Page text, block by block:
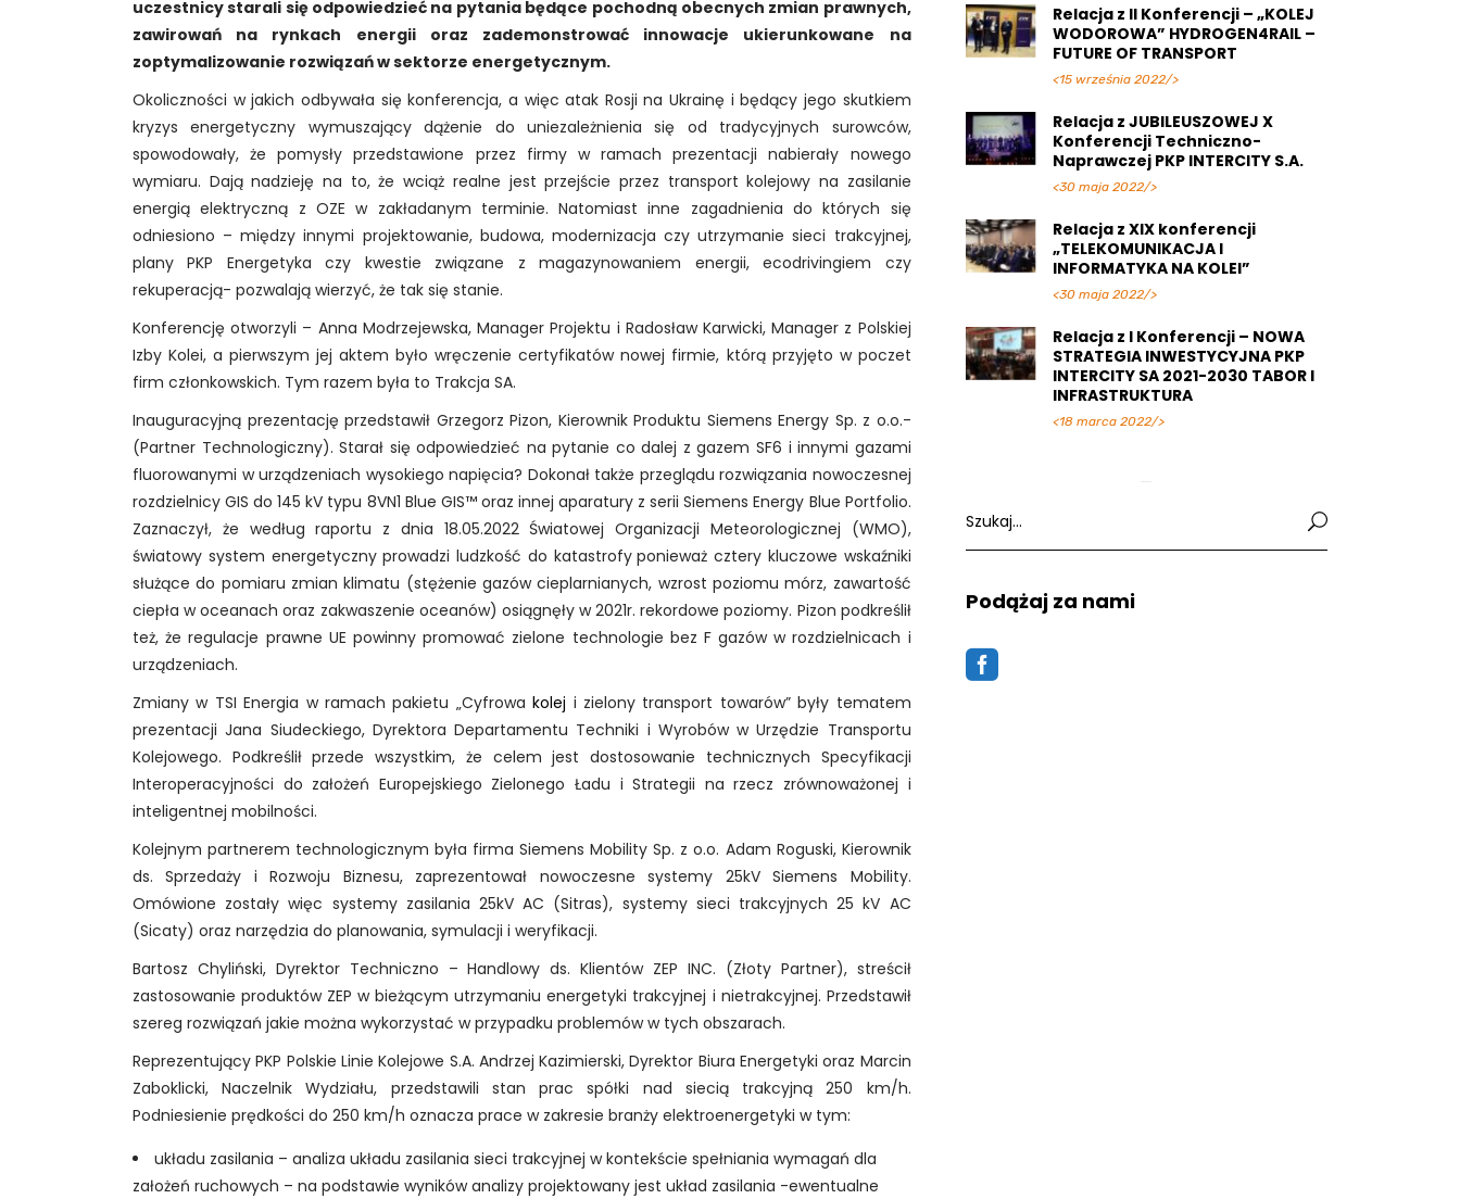
NOWOCZESNE TECHNOLOGIE
XV konferencja ENERGETYKA NA
KOLEI
VIII konferencja
BEZPIECZEŃSTWO NA KOLEI
Kalendarz wydarzeń Izby
Aktualności
uczestnicy starali się odpowiedzieć na pytania będące pochodną obecnych zmian prawnych,
zawirowań na rynkach energii oraz zademonstrować innowacje ukierunkowane na
zoptymalizowanie rozwiązań w sektorze energetycznym.
Okoliczności w jakich odbywała się konferencja, a więc atak Rosji na Ukrainę i będący jego skutkiem
kryzys energetyczny wymuszający dążenie do uniezależnienia się od tradycyjnych surowców,
spowodowały, że pomysły przedstawione przez firmy w ramach prezentacji nabierały nowego
wymiaru. Dają nadzieję na to, że wciąż realne jest przejście przez transport kolejowy na zasilanie
energią elektryczną z OZE w zakładanym terminie. Natomiast inne zagadnienia do których się
odniesiono – między innymi projektowanie, budowa, modernizacja czy utrzymanie sieci trakcyjnej,
plany PKP Energetyka czy kwestie związane z magazynowaniem energii, ecodrivingiem czy
rekuperacją- pozwalają wierzyć, że tak się stanie.
Konferencję otworzyli – Anna Modrzejewska, Manager Projektu i Radosław Karwicki, Manager z Polskiej
Izby Kolei, a pierwszym jej aktem było wręczenie certyfikatów nowej firmie, którą przyjęto w poczet
firm członkowskich. Tym razem była to Trakcja SA.
Inauguracyjną prezentację przedstawił Grzegorz Pizon, Kierownik Produktu Siemens Energy Sp. z o.o.-
(Partner Technologiczny). Starał się odpowiedzieć na pytanie co dalej z gazem SF6 i innymi gazami
fluorowanymi w urządzeniach wysokiego napięcia? Dokonał także przeglądu rozwiązania nowoczesnej
rozdzielnicy GIS do 145 kV typu 8VN1 Blue GIS™ oraz innej aparatury z serii Siemens Energy Blue Portfolio.
Zaznaczył, że według raportu z dnia 18.05.2022 Światowej Organizacji Meteorologicznej (WMO),
światowy system energetyczny prowadzi ludzkość do katastrofy ponieważ cztery kluczowe wskaźniki
służące do pomiaru zmian klimatu (stężenie gazów cieplarnianych, wzrost poziomu mórz, zawartość
ciepła w oceanach oraz zakwaszenie oceanów) osiągnęły w 2021r. rekordowe poziomy. Pizon podkreślił
też, że regulacje prawne UE powinny promować zielone technologie bez F gazów w rozdzielnicach i
urządzeniach.
Zmiany w TSI Energia w ramach pakietu „Cyfrowakolej i zielony transport towarów” były tematem
prezentacji Jana Siudeckiego, Dyrektora Departamentu Techniki i Wyrobów w Urzędzie Transportu
Kolejowego. Podkreślił przede wszystkim, że celem jest dostosowanie technicznych Specyfikacji
Interoperacyjności do założeń Europejskiego Zielonego Ładu i Strategii na rzecz zrównoważonej i
inteligentnej mobilności.
Kolejnym partnerem technologicznym była firma Siemens Mobility Sp. z o.o. Adam Roguski, Kierownik
ds. Sprzedaży i Rozwoju Biznesu, zaprezentował nowoczesne systemy 25kV Siemens Mobility.
Omówione zostały więc systemy zasilania 25kV AC (Sitras), systemy sieci trakcyjnych 25 kV AC
(Sicaty) oraz narzędzia do planowania, symulacji i weryfikacji.
Bartosz Chyliński, Dyrektor Techniczno – Handlowy ds. Klientów ZEP INC. (Złoty Partner), streścił
zastosowanie produktów ZEP w bieżącym utrzymaniu energetyki trakcyjnej i nietrakcyjnej. Przedstawił
szereg rozwiązań jakie można wykorzystać w przypadku problemów w tych obszarach.
Reprezentujący PKP Polskie Linie Kolejowe S.A. Andrzej Kazimierski, Dyrektor Biura Energetyki oraz Marcin
Zaboklicki, Naczelnik Wydziału, przedstawili stan prac spółki nad siecią trakcyjną 250 km/h.
Podniesienie prędkości do 250 km/h oznacza prace w zakresie branży elektroenergetyki w tym:
układu zasilania – analiza układu zasilania sieci trakcyjnej w kontekście spełniania wymagań dla
założeń ruchowych – na podstawie wyników analizy projektowany jest układ zasilania -ewentualne
Relacja z II Konferencji – „KOLEJ
WODOROWA” HYDROGEN4RAIL –
FUTURE OF TRANSPORT
<15 września 2022/>
Relacja z JUBILEUSZOWEJ X
Konferencji Techniczno-
Naprawczej PKP INTERCITY S.A.
<30 maja 2022/>
Relacja z XIX konferencji
„TELEKOMUNIKACJA I
INFORMATYKA NA KOLEI”
<30 maja 2022/>
Relacja z I Konferencji – NOWA
STRATEGIA INWESTYCYJNA PKP
INTERCITY SA 2021-2030 TABOR I
INFRASTRUKTURA
<18 marca 2022/>
for:
Podążaj za nami